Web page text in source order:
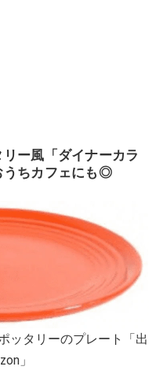
リー風「ダイナーカラ
うちカフェにも◎
ッタリーのプレート「出
」